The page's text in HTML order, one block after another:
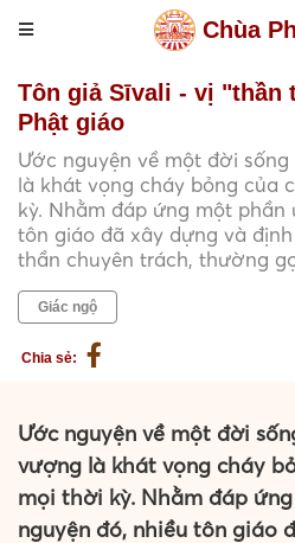
Chùa
Tôn giả Sīvali - vị "thần
Phật giáo
Ước nguyện về một đời
là khát vọng cháy bỏng của
kỳ. Nhằm đáp ứng một phần
tôn giáo đã xây dựng và
thần chuyên trách, thường
Giác ngộ
Chia sẻ:
Ước nguyện về một đời
vượng là khát vọng cháy
mọi thời kỳ. Nhằm đáp
nguyện đó, nhiều tôn giáo